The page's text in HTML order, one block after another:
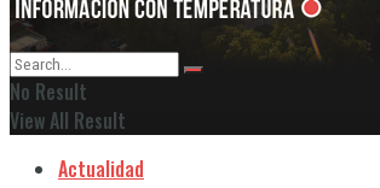
No Result
View All Result
Actualidad